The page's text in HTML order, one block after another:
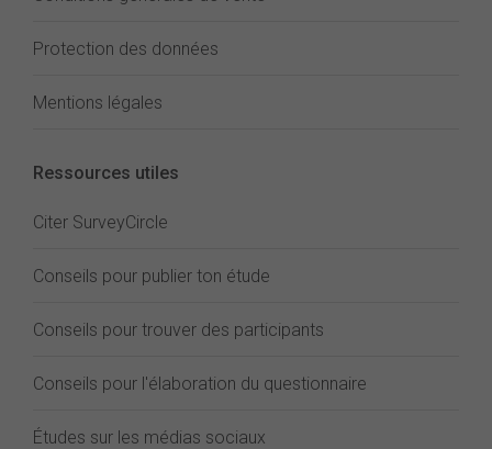
Protection des données
Mentions légales
Ressources utiles
Citer SurveyCircle
Conseils pour publier ton étude
Conseils pour trouver des participants
Conseils pour l'élaboration du questionnaire
Études sur les médias sociaux